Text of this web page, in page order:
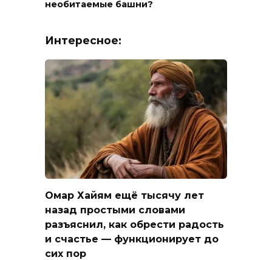
необитаемые башни?
Интересное:
Омар Хайям ещё тысячу лет
назад простыми словами
разъяснил, как обрести радость
и счастье — функционирует до
сих пор